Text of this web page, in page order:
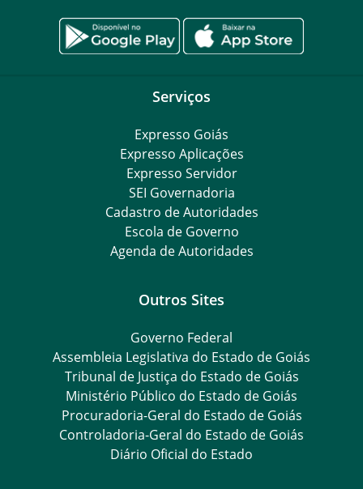
Serviços
Expresso Goiás
Expresso Aplicações
Expresso Servidor
SEI Governadoria
Cadastro de Autoridades
Escola de Governo
Agenda de Autoridades
Outros Sites
Governo Federal
Assembleia Legislativa do Estado de Goiás
Tribunal de Justiça do Estado de Goiás
Ministério Público do Estado de Goiás
Procuradoria-Geral do Estado de Goiás
Controladoria-Geral do Estado de Goiás
Diário Oficial do Estado